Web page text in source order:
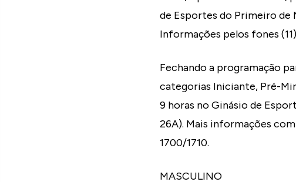
de Esportes do Primeiro de
Informações pelos fones
Fechando a programação
categorias Iniciante, Pré-
9 horas no Ginásio de
26A). Mais informações
1700/1710.
MASCULINO